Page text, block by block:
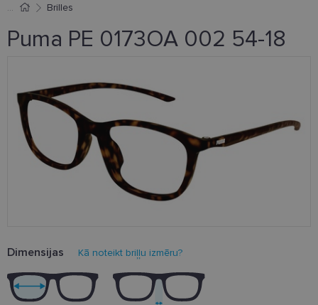
Brilles
Puma PE 0173OA 002 54-18
Dimensijas Kā noteikt briļļu izmēru?